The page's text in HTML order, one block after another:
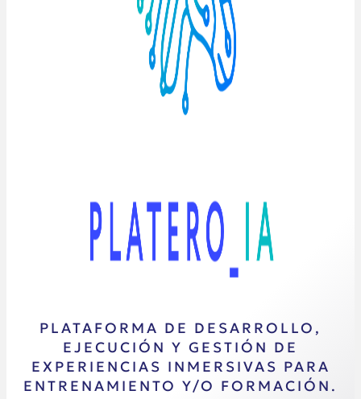
PLATAFORMA DE DESARROLLO,
EJECUCIÓN Y GESTIÓN DE
EXPERIENCIAS INMERSIVAS PARA
ENTRENAMIENTO Y/O FORMACIÓN.